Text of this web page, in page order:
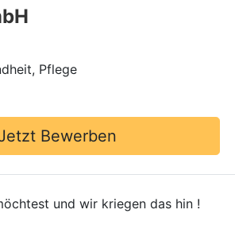
Pflege
Bewerben
und wir kriegen das hin !